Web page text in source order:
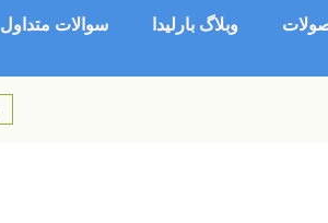
وبلاگ بارلیدا سوالات متداول